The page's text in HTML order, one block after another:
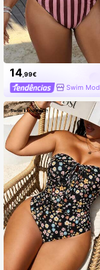
14,99€
Swim Mod